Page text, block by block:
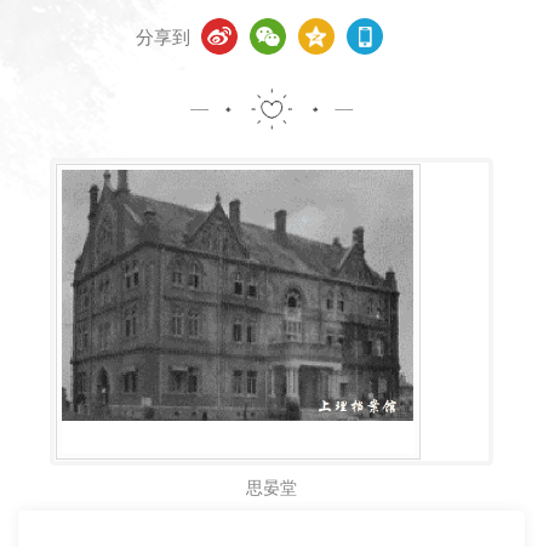
分享到
思晏堂